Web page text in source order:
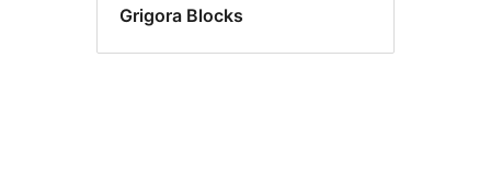
Grigora Blocks